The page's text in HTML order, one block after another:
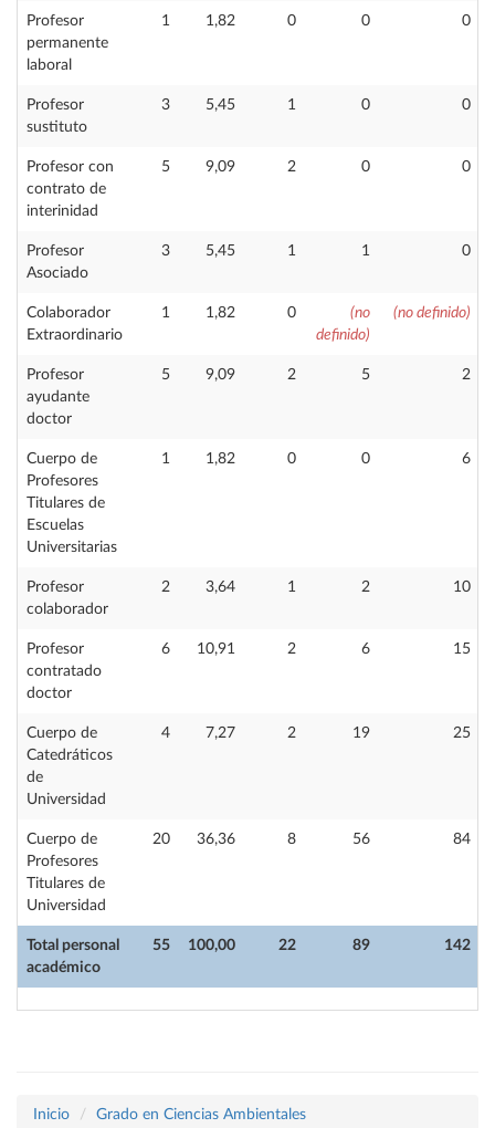
Total personal
académico
55 100,00 22 89 142
Profesor
permanente
laboral
1 1,82 0 0 0
Profesor
sustituto
3 5,45 1 0 0
Profesor con
contrato de
interinidad
5 9,09 2 0 0
Profesor
Asociado
3 5,45 1 1 0
Colaborador
Extraordinario
1 1,82 0
(no
definido)
(no definido)
Profesor
ayudante
doctor
5 9,09 2 5 2
Cuerpo de
Profesores
Titulares de
Escuelas
Universitarias
1 1,82 0 0 6
Profesor
colaborador
2 3,64 1 2 10
Profesor
contratado
doctor
6 10,91 2 6 15
Cuerpo de
Catedráticos
de
Universidad
4 7,27 2 19 25
Cuerpo de
Profesores
Titulares de
Universidad
20 36,36 8 56 84
Inicio
Grado en Ciencias Ambientales